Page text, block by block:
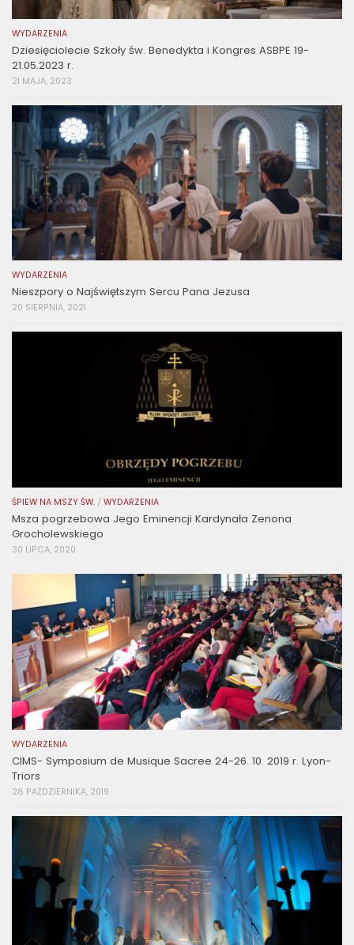
WYDARZENIA
Dziesięciolecie Szkoły św. Benedykta i Kongres ASBPE 19-
21.05.2023 r.
21 MAJA, 2023
WYDARZENIA
Nieszpory o Najświętszym Sercu Pana Jezusa
20 SIERPNIA, 2021
ŚPIEW NA MSZY ŚW. / WYDARZENIA
Msza pogrzebowa Jego Eminencji Kardynała Zenona
Grocholewskiego
30 LIPCA, 2020
WYDARZENIA
CIMS- Symposium de Musique Sacree 24-26. 10. 2019 r. Lyon-
Triors
28 PAŹDZIERNIKA, 2019